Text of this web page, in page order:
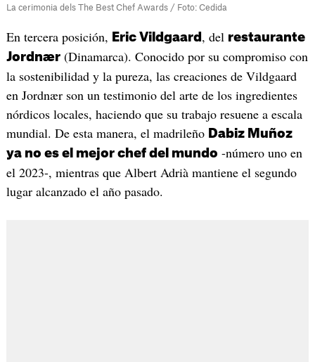
La cerimonia dels The Best Chef Awards / Foto: Cedida
En tercera posición, Eric Vildgaard , del restaurante
Jordnær(Dinamarca). Conocido por su compromiso con
la sostenibilidad y la pureza, las creaciones de Vildgaard
en Jordnær son un testimonio del arte de los ingredientes
nórdicos locales, haciendo que su trabajo resuene a escala
mundial. De esta manera, el madrileño Dabiz Muñoz
ya no es el mejor chef del mundo -número uno en
el 2023-, mientras que Albert Adrià mantiene el segundo
lugar alcanzado el año pasado.